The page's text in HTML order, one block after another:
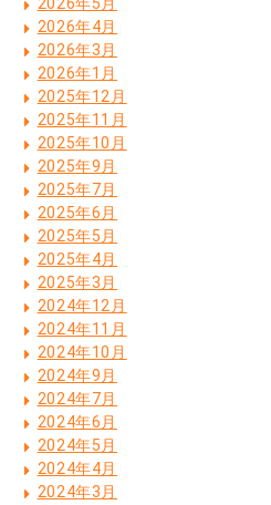
2026年5月
2026年4月
2026年3月
2026年1月
2025年12月
2025年11月
2025年10月
2025年9月
2025年7月
2025年6月
2025年5月
2025年4月
2025年3月
2024年12月
2024年11月
2024年10月
2024年9月
2024年7月
2024年6月
2024年5月
2024年4月
2024年3月